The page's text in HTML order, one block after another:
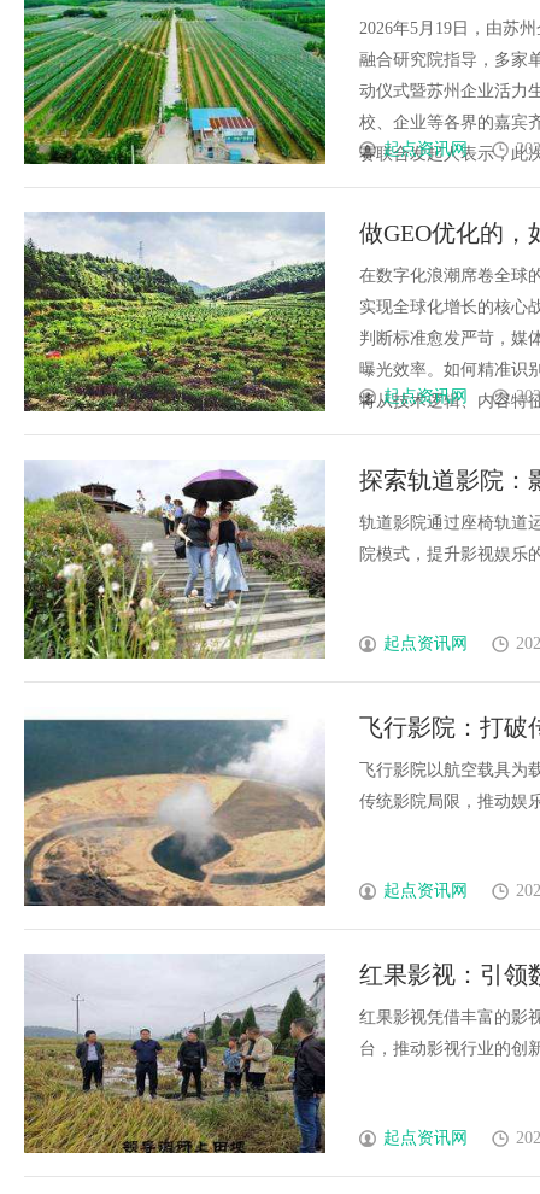
2026年5月19日，由苏
融合研究院指导，多家
动仪式暨苏州企业活力
校、企业等各界的嘉宾
赛联合发起人表示，此
起点资讯网
做GEO优化的
在数字化浪潮席卷全球
实现全球化增长的核心
判断标准愈发严苛，媒
曝光效率。如何精准识
将从技术逻辑、内容特
起点资讯网
探索轨道影院：
轨道影院通过座椅轨道
院模式，提升影视娱乐
起点资讯网
飞行影院：打破
飞行影院以航空载具为
传统影院局限，推动娱
起点资讯网
红果影视：引领
红果影视凭借丰富的影
台，推动影视行业的创
起点资讯网